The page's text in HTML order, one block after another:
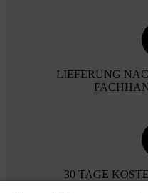
LIEFERUNG
30 TAGE